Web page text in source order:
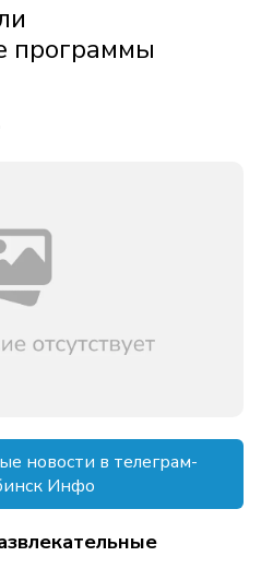
программы
новости в телеграм-
Инфо